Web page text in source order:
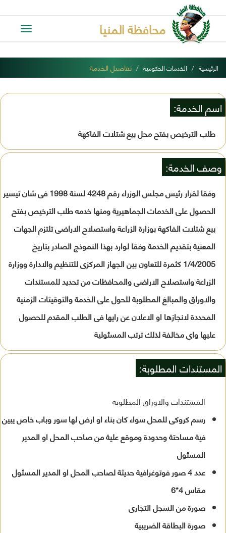
Toggle
محافظة المنيا
الرئيسية الخدمات الحكومية تفاصيل الخدمة
اسم الخدمة:
طلب الترخيص بفتح محل بيع شتلات الفاكهة
وصف الخدمة:
وفقا لقرار رئيس مجلس الوزراء رقم 4248 لسنة 1998 فى شان تيسير
الحصول على الخدمات الجماهيرية ومنها خدمه طلب الترخيص بفتح
بيع شتلات الفاكهة بوزارة الزراعة واستصلاح الاراضى تلتزم الجهات
المعنية بتقديم الخدمة وفقا لوارد بهذا النموذج الصادر بتاريخ
1/4/2005 كثمرة للتعاون بين الجهاز المركزى للتنظيم والادارة ووزارة
الزراعة واستصلاح الاراضى والمحافظات من تحديد للمستندات
والاوراق والمبالغ المطلوبة للحول على الخدمة والتوقيتات الزمنية
المحددة لانجازها او الاعلان عن رايها فى الطلب المقدم للحصول
عليها واى مخالفة لذلك ترتب المسئولية
المستندات المطلوبة:
المستندات والاوراق المطلوبة
رسم كروكى للمحل سواء كان بناء او ارض لها سور وباب خاص يبين
فية مساحتة وحدودة وموقع علية من صاحب المحل او المدير
المسئول
عدد 4 صور فوتوغرافية حديثة لصاحب المحل او المدير المسئول
مقاس 4*6
صورة من السجل التجارى
صورة البطاقة الضريبية